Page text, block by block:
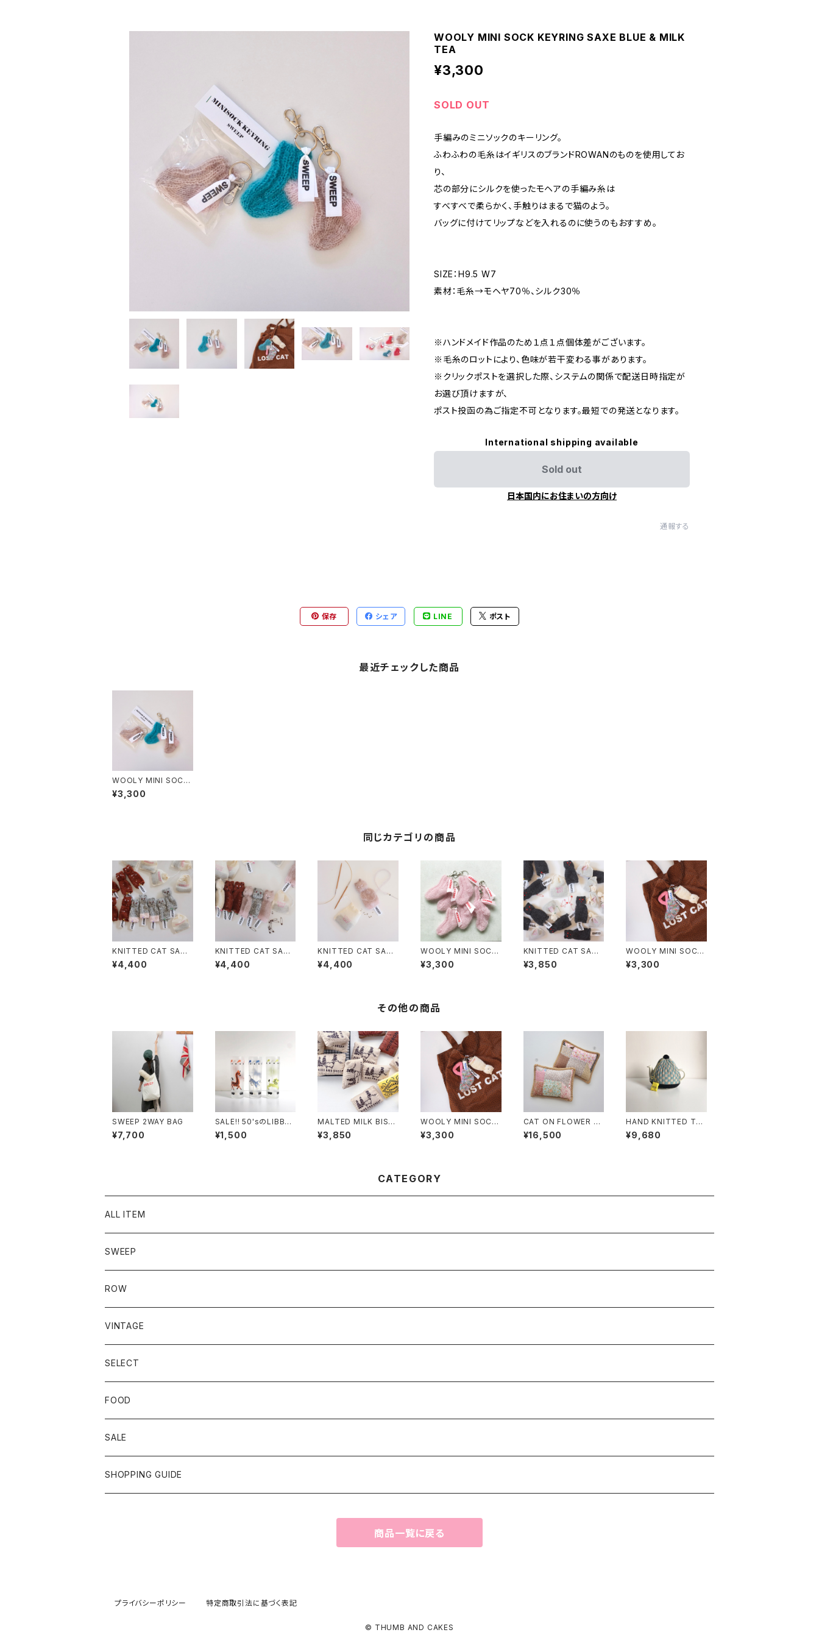
WOOLY MINI SOCK KEYRING SAXE BLUE & MILK
TEA
¥3,300
SOLD OUT
手編みのミニソックのキーリング。
ふわふわの毛糸はイギリスのブランドROWANのものを使用してお
り、
芯の部分にシルクを使ったモヘアの手編み糸は
すべすべで柔らかく、手触りはまるで猫のよう。
バッグに付けてリップなどを入れるのに使うのもおすすめ。
SIZE：H9.5 W7
素材：毛糸→モヘヤ70％、シルク30％
※ハンドメイド作品のため１点１点個体差がございます。
※毛糸のロットにより、色味が若干変わる事があります。
※クリックポストを選択した際、システムの関係で配送日時指定が
お選び頂けますが、
ポスト投函の為ご指定不可となります。最短での発送となります。
International shipping available
Sold out
日本国内にお住まいの方向け
通報する
保存 シェア LINE ポスト
最近チェックした商品
WOOLY MINI SOCK
KEYRING SAXE BLU
E & MILK TEA
¥3,300
同じカテゴリの商品
KNITTED CAT SACH
ET British Blue cat
¥4,400
KNITTED CAT SACH
ET Ginger Cat
¥4,400
KNITTED CAT SACH
ET MILKTEA
¥4,400
WOOLY MINI SOCK
KEYRING FAIRY PIN
K
¥3,300
KNITTED CAT SACH
ET
¥3,850
WOOLY MINI SOCK
KEYRING VINTAGE
ENGLAND
¥3,300
その他の商品
SWEEP 2WAY BAG
¥7,700
SALE!! 50'sのLIBBEY
社のロンググラス
¥1,500
MALTED MILK BISC
UIT MAGNET
¥3,850
WOOLY MINI SOCK
KEYRING VINTAGE
ENGLAND
¥3,300
CAT ON FLOWER BE
D PILLOW D
¥16,500
HAND KNITTED TEA
COZY (BLUE×BEIGE)
¥9,680
CATEGORY
ALL ITEM
SWEEP
ROW
VINTAGE
SELECT
FOOD
SALE
SHOPPING GUIDE
商品一覧に戻る
プライバシーポリシー 特定商取引法に基づく表記
© THUMB AND CAKES